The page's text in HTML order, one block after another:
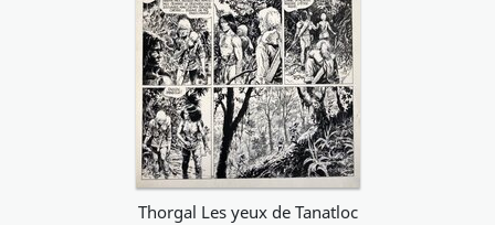
Thorgal Les yeux de Tanatloc